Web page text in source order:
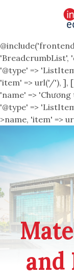
'BreadcrumbList',
'@type' =>
'item' => url('/'), ],
'name' =>
'@type' =>
>name, 'item' =>
and